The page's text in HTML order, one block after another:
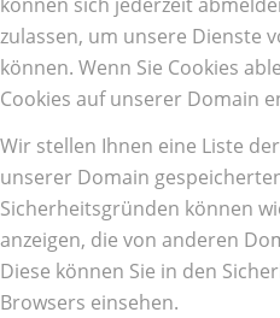
zulassen, um unsere Dienste
können. Wenn Sie Cookies
Cookies auf unserer Domain
Wir stellen Ihnen eine Liste
unserer Domain
Sicherheitsgründen können
anzeigen, die von anderen
Diese können Sie in den
Browsers einsehen.